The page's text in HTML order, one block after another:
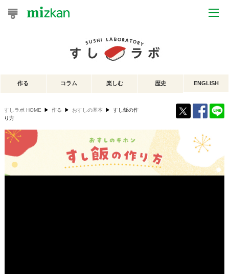
レシピカテゴリ一覧
商品からレシピを探す
作る コラム 楽しむ 歴史 ENGLISH
すしラボ HOME ▶ 作る ▶ おすしの基本 ▶
すし飯の作
り方